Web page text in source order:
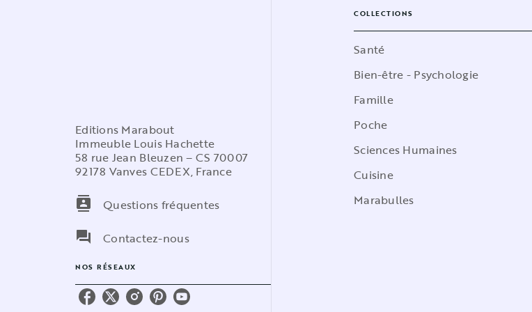
Editions Marabout
Immeuble Louis Hachette
58 rue Jean Bleuzen – CS 70007
92178 Vanves CEDEX, France
contacts
Questions fréquentes
question_answer
Contactez-nous
NOS RÉSEAUX
COLLECTIONS
Santé
Bien-être - Psychologie
Famille
Poche
Sciences Humaines
Cuisine
Marabulles